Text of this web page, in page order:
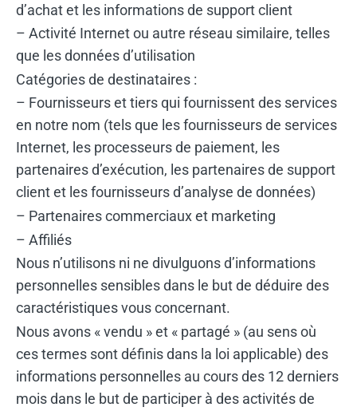
d’achat et les informations de support client
– Activité Internet ou autre réseau similaire, telles
que les données d’utilisation
Catégories de destinataires :
– Fournisseurs et tiers qui fournissent des services
en notre nom (tels que les fournisseurs de services
Internet, les processeurs de paiement, les
partenaires d’exécution, les partenaires de support
client et les fournisseurs d’analyse de données)
– Partenaires commerciaux et marketing
– Affiliés
Nous n’utilisons ni ne divulguons d’informations
personnelles sensibles dans le but de déduire des
caractéristiques vous concernant.
Nous avons « vendu » et « partagé » (au sens où
ces termes sont définis dans la loi applicable) des
informations personnelles au cours des 12 derniers
mois dans le but de participer à des activités de